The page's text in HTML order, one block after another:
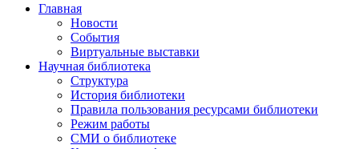
Главная
Новости
События
Виртуальные выставки
Научная библиотека
Структура
История библиотеки
Правила пользования ресурсами библиотеки
Режим работы
СМИ о библиотеке